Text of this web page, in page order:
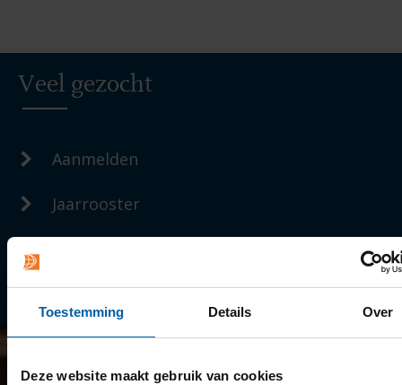
Toestemming Details Over
Deze website maakt gebruik van cookies
Veel gezocht
Aanmelden
Jaarrooster
Minoren